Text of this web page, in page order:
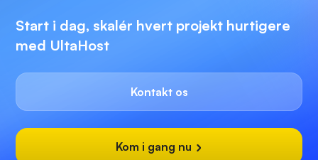
Start i dag, skalér hvert projekt hurtigere
med UltaHost
Kontakt os
Kom i gang nu